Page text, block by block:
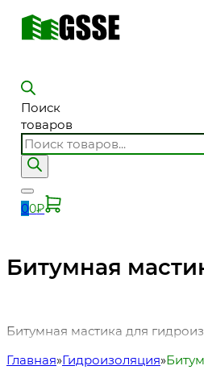
Поиск
товаров
00₽
Битумная
Битумная мастика для
Главная Гидроизоляция